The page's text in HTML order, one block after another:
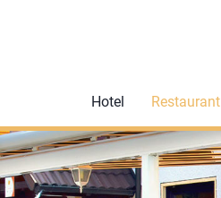
Hotel Restaurant